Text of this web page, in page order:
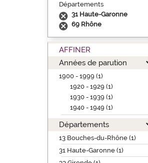
Départements
31 Haute-Garonne
69 Rhône
AFFINER
Années de parution
1900 - 1999 (1)
1920 - 1929 (1)
1930 - 1939 (1)
1940 - 1949 (1)
Départements
13 Bouches-du-Rhône (1)
31 Haute-Garonne (1)